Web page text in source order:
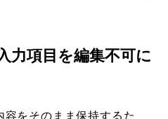
力項目を編集不可に
をそのまま保持するた